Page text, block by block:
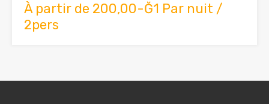
À partir de 200,00-Ğ1 Par nuit /
2pers